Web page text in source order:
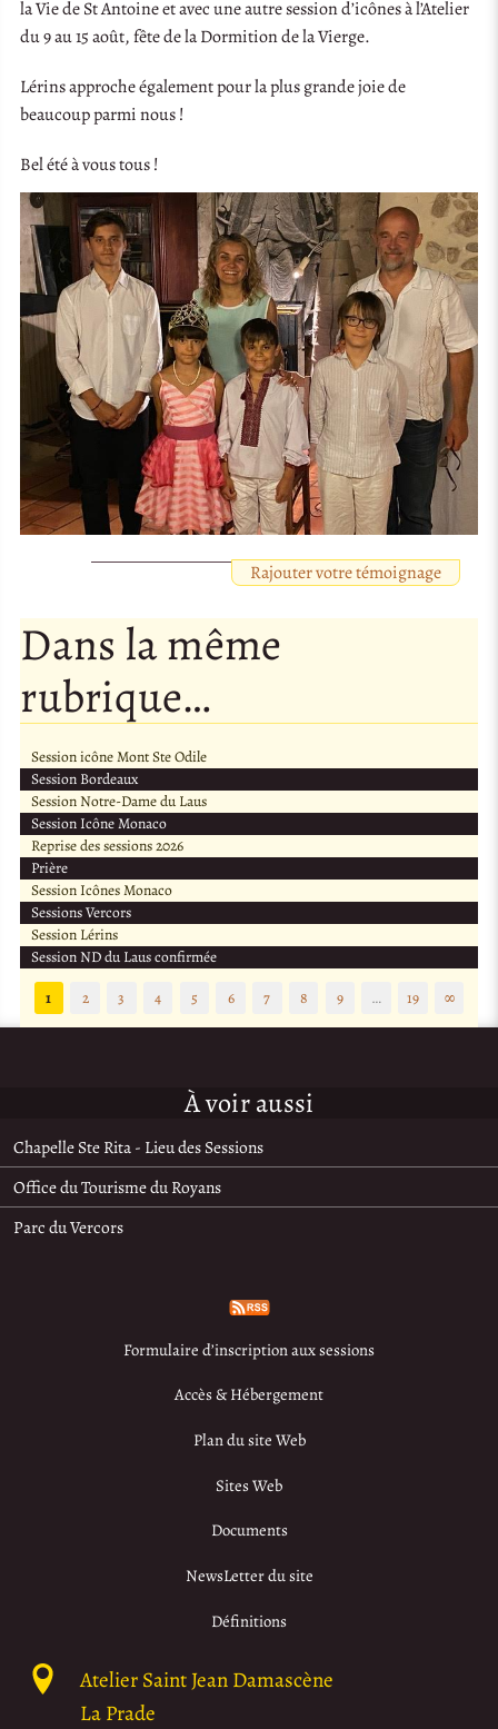
la Vie de St Antoine et avec une autre session d’icônes à l’Atelier
du 9 au 15 août, fête de la Dormition de la Vierge.
Lérins approche également pour la plus grande joie de
beaucoup parmi nous !
Bel été à vous tous !
Rajouter votre témoignage
Dans la même
rubrique…
Session icône Mont Ste Odile
Session Bordeaux
Session Notre-Dame du Laus
Session Icône Monaco
Reprise des sessions 2026
Prière
Session Icônes Monaco
Sessions Vercors
Session Lérins
Session ND du Laus confirmée
1
2 3 4 5 6 7 8 9 … 19 ∞
À voir aussi
Chapelle Ste Rita - Lieu des Sessions
Office du Tourisme du Royans
Parc du Vercors
Formulaire d’inscription aux sessions
Accès & Hébergement
Plan du site Web
Sites Web
Documents
NewsLetter du site
Définitions
Atelier Saint Jean Damascène
La Prade